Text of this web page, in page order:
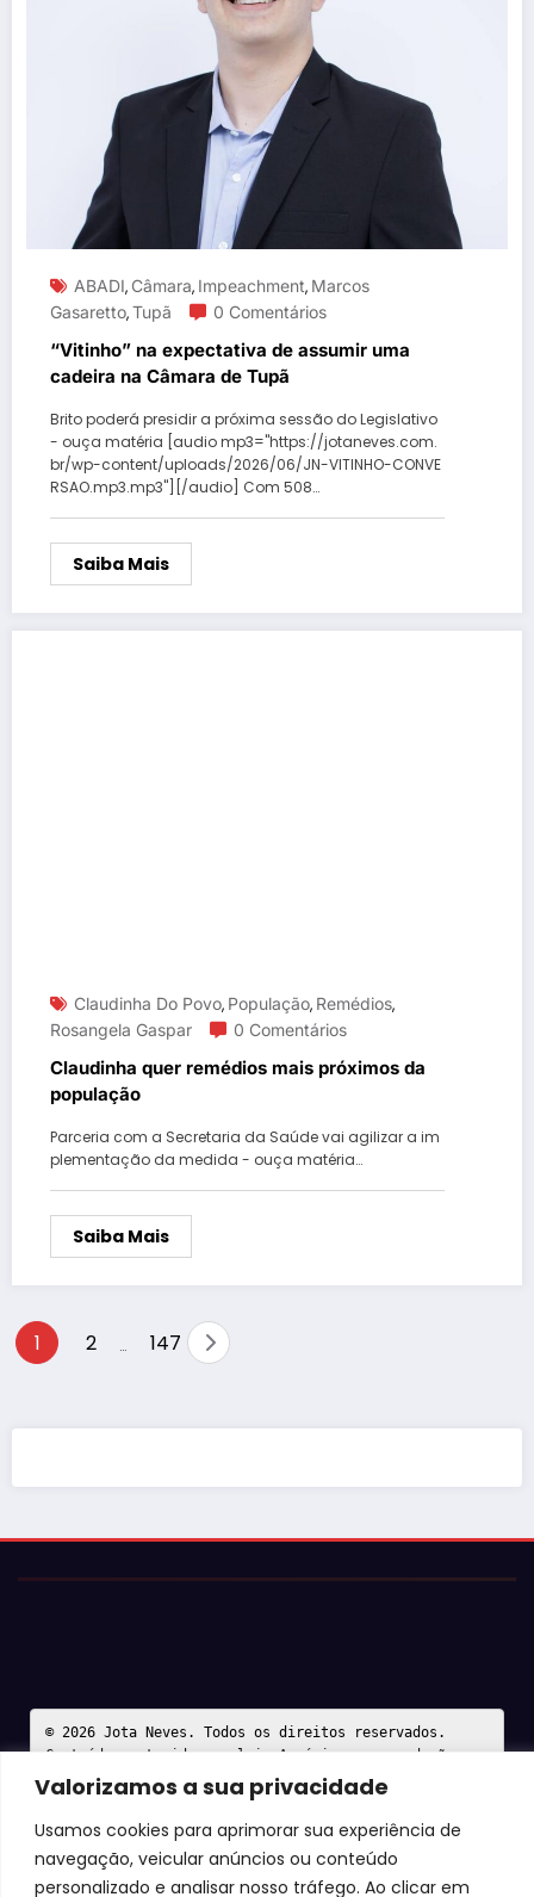
Valorizamos a sua privacidade
Usamos cookies para aprimorar sua experiência de
navegação, veicular anúncios ou conteúdo
personalizado e analisar nosso tráfego. Ao clicar em
ABADI, Câmara, Impeachment, Marcos
Gasaretto,Tupã 0 Comentários
“Vitinho” na expectativa de assumir uma
cadeira na Câmara de Tupã
Brito poderá presidir a próxima sessão do Legislativo
- ouça matéria [audio mp3="https://jotaneves.com.
br/wp-content/uploads/2026/06/JN-VITINHO-CONVE
RSAO.mp3.mp3"][/audio] Com 508…
Saiba Mais
Claudinha Do Povo, População, Remédios,
Rosangela Gaspar
0 Comentários
Claudinha quer remédios mais próximos da
população
Parceria com a Secretaria da Saúde vai agilizar a im
plementação da medida - ouça matéria…
Saiba Mais
Paginação
1 2 147
© 2026 Jota Neves. Todos os direitos reservados.
Conteúdo protegido por lei. A cópia ou reprodução sem
autorização expressa está sujeita às penalidades
legais.